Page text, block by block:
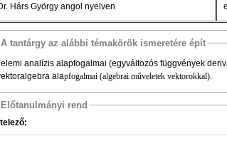
Hárs György angol nyelven
tantárgy az alábbi témakörök ismeretére épít
analízis alapfogalmai (egyváltozós függvények
alapfogalmai (algebrai műveletek vektorokkal).
rend